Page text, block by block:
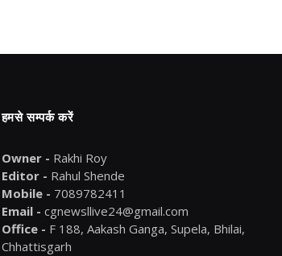
हमसे सम्पर्क करें
Owner - Rakhi Roy
Editor - Rahul Shende
Mobile - 7089782411
Email - cgnewsllive24@gmail.com
Office - F 188, Aakash Ganga, Supela, Bhilai,
Chhattisgarh